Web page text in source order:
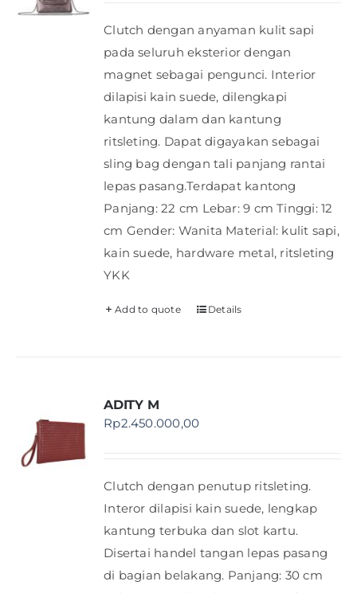
Clutch dengan anyaman kulit sapi
pada seluruh eksterior dengan
magnet sebagai pengunci. Interior
dilapisi kain suede, dilengkapi
kantung dalam dan kantung
ritsleting. Dapat digayakan sebagai
sling bag dengan tali panjang rantai
lepas pasang.Terdapat kantong
Panjang: 22 cm Lebar: 9 cm Tinggi: 12
cm Gender: Wanita Material: kulit sapi,
kain suede, hardware metal, ritsleting
YKK
Add to quote Details
ADITY M
Rp2.450.000,00
Clutch dengan penutup ritsleting.
Interor dilapisi kain suede, lengkap
kantung terbuka dan slot kartu.
Disertai handel tangan lepas pasang
di bagian belakang. Panjang: 30 cm